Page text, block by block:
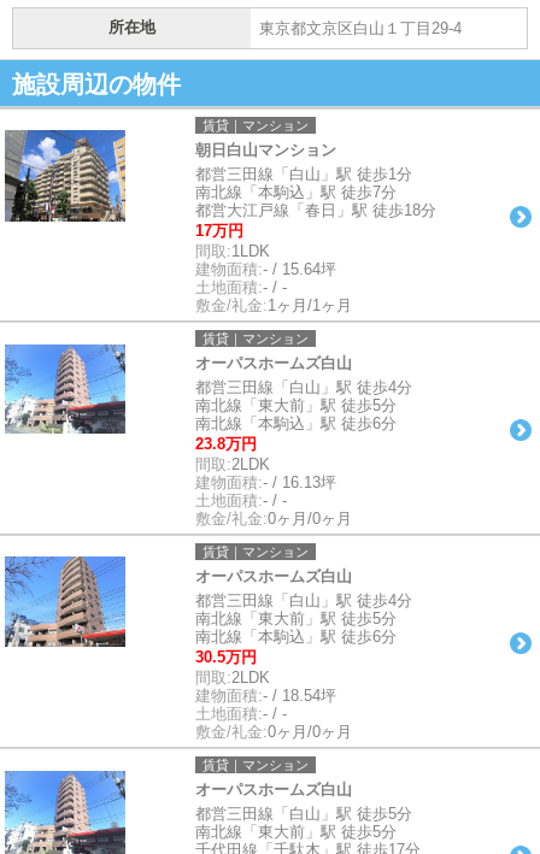
所在地 東京都文京区白山１丁目29-4
施設周辺の物件
賃貸｜マンション
朝日白山マンション
都営三田線「白山」駅 徒歩1分
南北線「本駒込」駅 徒歩7分
都営大江戸線「春日」駅 徒歩18分
17万円
間取:1LDK
建物面積:- / 15.64坪
土地面積:- / -
敷金/礼金:1ヶ月/1ヶ月
賃貸｜マンション
オーパスホームズ白山
都営三田線「白山」駅 徒歩4分
南北線「東大前」駅 徒歩5分
南北線「本駒込」駅 徒歩6分
23.8万円
間取:2LDK
建物面積:- / 16.13坪
土地面積:- / -
敷金/礼金:0ヶ月/0ヶ月
賃貸｜マンション
オーパスホームズ白山
都営三田線「白山」駅 徒歩4分
南北線「東大前」駅 徒歩5分
南北線「本駒込」駅 徒歩6分
30.5万円
間取:2LDK
建物面積:- / 18.54坪
土地面積:- / -
敷金/礼金:0ヶ月/0ヶ月
賃貸｜マンション
オーパスホームズ白山
都営三田線「白山」駅 徒歩5分
南北線「東大前」駅 徒歩5分
千代田線「千駄木」駅 徒歩17分